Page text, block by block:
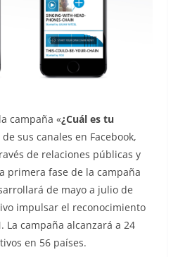
campaña «¿Cuál es tu
sus canales en Facebook,
de relaciones públicas y
primera fase de la campaña
de mayo a julio de
impulsar el reconocimiento
La campaña alcanzará a 24
en 56 países.